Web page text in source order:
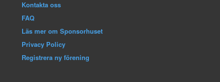
Kontakta oss
FAQ
Läs mer om Sponsorhuset
Privacy Policy
Registrera ny förening